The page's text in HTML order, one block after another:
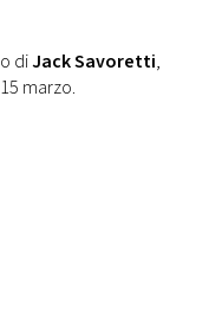
diJack Savoretti,
marzo.